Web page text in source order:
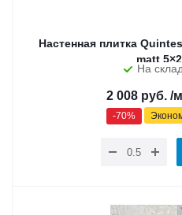
Настенная плитка
matt
На
2 008руб. /
-70%